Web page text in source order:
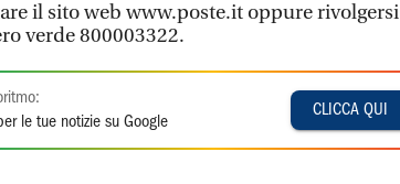
il sito web www.poste.it oppure rivolgersi
verde 800003322.
le tue notizie su Google
CLICCA QUI